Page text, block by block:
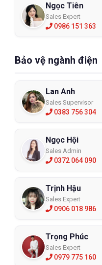
Ngọc Tiên
Sales Expert
0986 151 363
Bảo vệ ngành điện
Lan Anh
Sales Supervisor
0383 756 304
Ngọc Hội
Sales Admin
0372 064 090
Trịnh Hậu
Sales Expert
0906 018 986
Trọng Phúc
Sales Expert
0979 775 160